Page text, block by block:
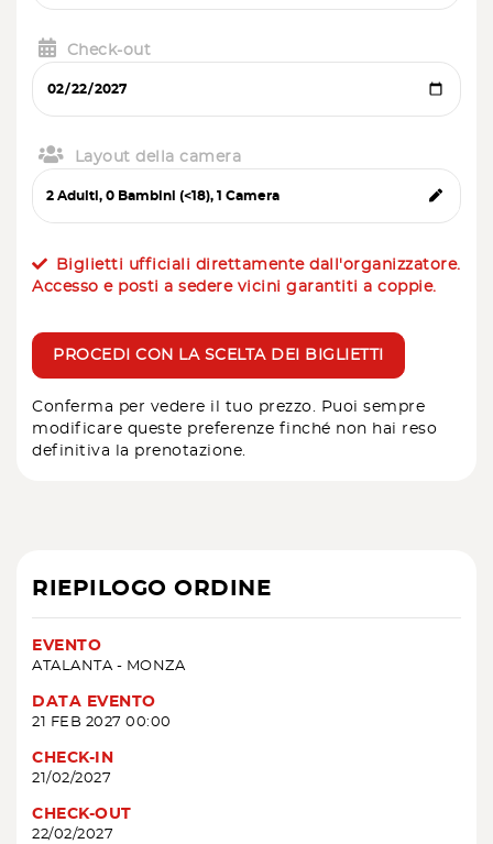
Check-out
Layout della camera
Biglietti ufficiali direttamente dall'organizzatore.
Accesso e posti a sedere vicini garantiti a coppie.
PROCEDI CON LA SCELTA DEI BIGLIETTI
Conferma per vedere il tuo prezzo. Puoi sempre
modificare queste preferenze finché non hai reso
definitiva la prenotazione.
RIEPILOGO ORDINE
EVENTO
ATALANTA - MONZA
DATA EVENTO
21 FEB 2027 00:00
CHECK-IN
21/02/2027
CHECK-OUT
22/02/2027